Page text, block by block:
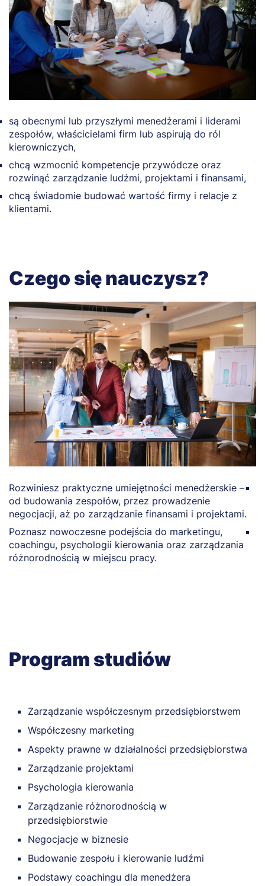
są obecnymi lub przyszłymi menedżerami i liderami
zespołów, właścicielami firm lub aspirują do ról
kierowniczych,
chcą wzmocnić kompetencje przywódcze oraz
rozwinąć zarządzanie ludźmi, projektami i finansami,
chcą świadomie budować wartość firmy i relacje z
klientami.
Czego się nauczysz?
Rozwiniesz praktyczne umiejętności menedżerskie –
od budowania zespołów, przez prowadzenie
negocjacji, aż po zarządzanie finansami i projektami.
Poznasz nowoczesne podejścia do marketingu,
coachingu, psychologii kierowania oraz zarządzania
różnorodnością w miejscu pracy.
Program studiów
Zarządzanie współczesnym przedsiębiorstwem
Współczesny marketing
Aspekty prawne w działalności przedsiębiorstwa
Zarządzanie projektami
Psychologia kierowania
Zarządzanie różnorodnością w
przedsiębiorstwie
Negocjacje w biznesie
Budowanie zespołu i kierowanie ludźmi
Podstawy coachingu dla menedżera